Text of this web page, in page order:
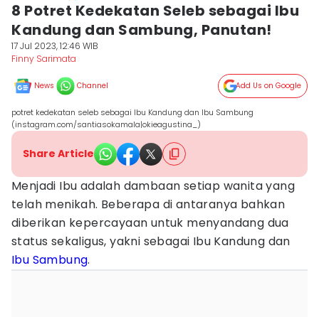
8 Potret Kedekatan Seleb sebagai Ibu
Kandung dan Sambung, Panutan!
17 Jul 2023, 12:46 WIB
Finny Sarimata
News Channel Add Us on Google
potret kedekatan seleb sebagai Ibu Kandung dan Ibu Sambung
(instagram.com/santiasokamala|okieagustina_)
Share Article
Menjadi Ibu adalah dambaan setiap wanita yang
telah menikah. Beberapa di antaranya bahkan
diberikan kepercayaan untuk menyandang dua
status sekaligus, yakni sebagai Ibu Kandung dan
Ibu Sambung.